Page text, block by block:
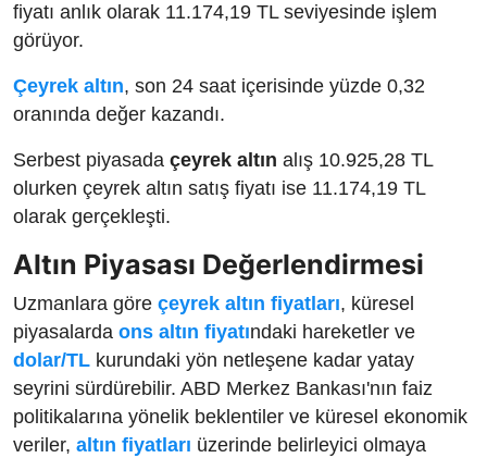
fiyatı anlık olarak 11.174,19 TL seviyesinde işlem
görüyor.
Çeyrek altın, son 24 saat içerisinde yüzde 0,32
oranında değer kazandı.
Serbest piyasada çeyrek altın alış 10.925,28 TL
olurken çeyrek altın satış fiyatı ise 11.174,19 TL
olarak gerçekleşti.
Altın Piyasası Değerlendirmesi
Uzmanlara göre çeyrek altın fiyatları, küresel
piyasalarda ons altın fiyatındaki hareketler ve
dolar/TL kurundaki yön netleşene kadar yatay
seyrini sürdürebilir. ABD Merkez Bankası'nın faiz
politikalarına yönelik beklentiler ve küresel ekonomik
veriler, altın fiyatları üzerinde belirleyici olmaya